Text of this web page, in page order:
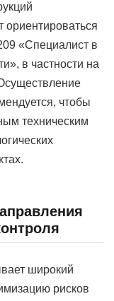
ориентироваться
«Специалист в
в частности на
чтобы
техническим
широкий
рисков